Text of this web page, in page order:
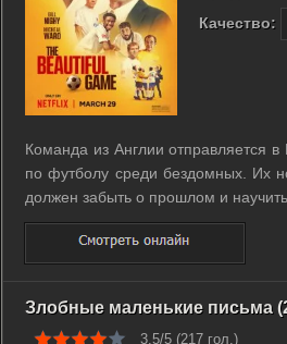
Качество:
Команда из Англии отправляется
по футболу среди бездомных. Их
должен забыть о прошлом и
Злобные маленькие письма
3.5/5 (217 гол.)